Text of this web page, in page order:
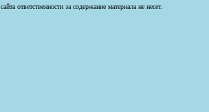
ответственности за содержание материала не несет.